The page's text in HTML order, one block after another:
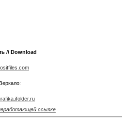
// Download
ссылке